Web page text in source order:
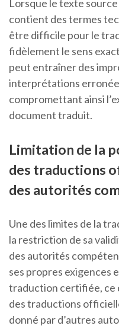
Lorsque le texte
contient des termes
être difficile pour le
fidèlement le sens
peut entraîner des
interprétations
compromettant ainsi
document traduit.
Limitation de la
des traductions
des autorités
Une des limites de la
la restriction de sa
des autorités
ses propres exigences
traduction certifiée, ce
des traductions
donné par d’autres